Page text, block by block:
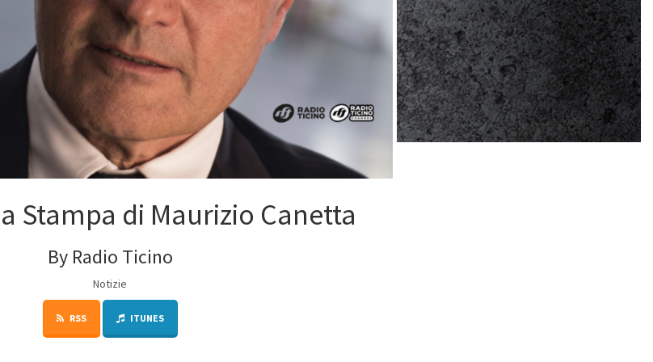
Stampa di Maurizio Canetta
By Radio Ticino
Notizie
RSS ITUNES